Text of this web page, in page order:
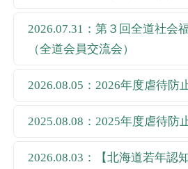
2026.07.31：第３回全道社会
（全道会員交流会）
2026.08.05：2026年度虐待防
2025.08.08：2025年度虐待防
2026.08.03：【北海道若年認